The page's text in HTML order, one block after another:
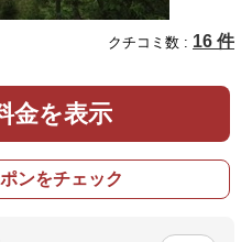
クチコミ数 : 16 件
金を表示
ンをチェック